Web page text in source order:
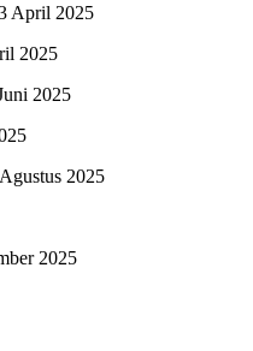
April 2025
2025
2025
2025
2025